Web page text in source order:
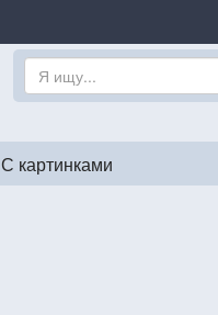
С картинками